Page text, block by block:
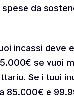
spese da
incassi deve
se vuoi
Se i tuoi
85.000€ e